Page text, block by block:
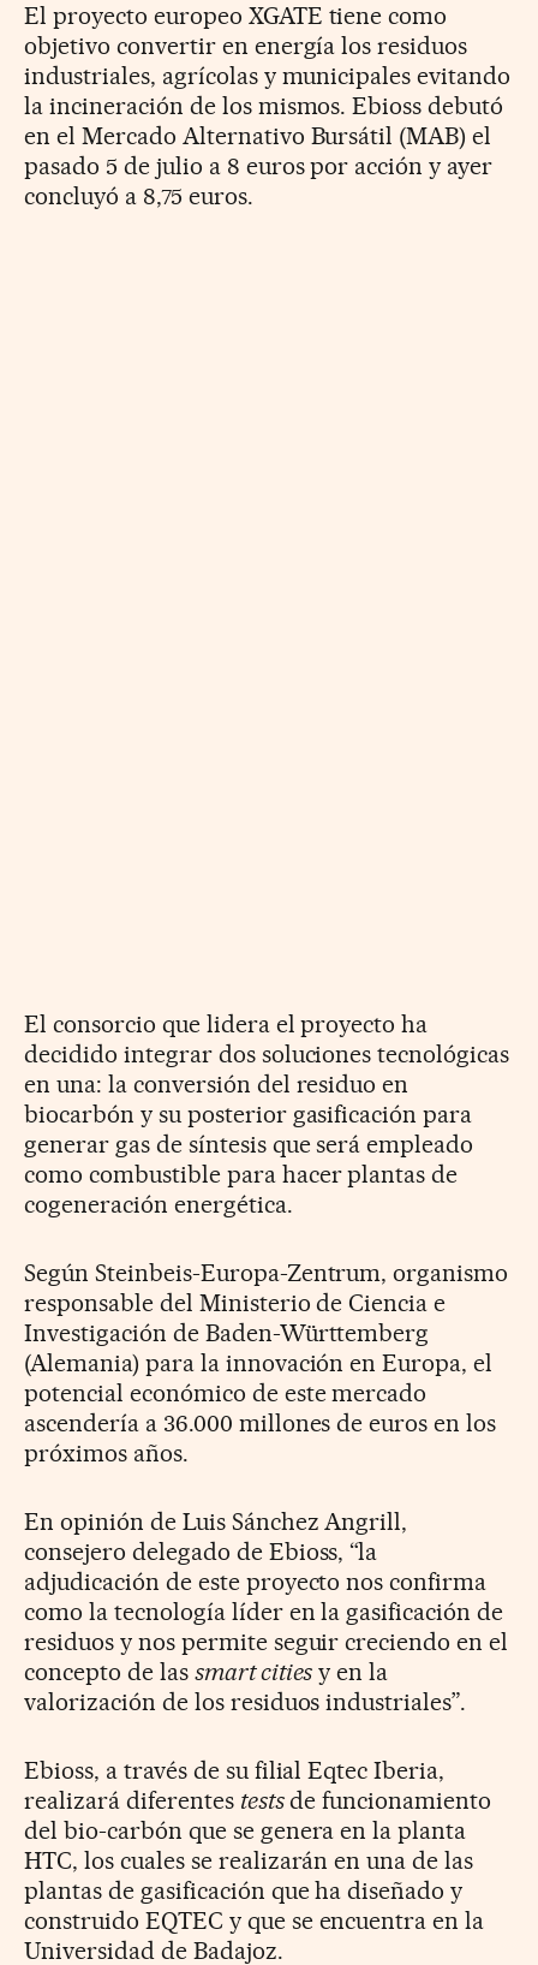
El proyecto europeo XGATE tiene como
objetivo convertir en energía los residuos
industriales, agrícolas y municipales evitando
la incineración de los mismos. Ebioss debutó
en el Mercado Alternativo Bursátil (MAB) el
pasado 5 de julio a 8 euros por acción y ayer
concluyó a 8,75 euros.
El consorcio que lidera el proyecto ha
decidido integrar dos soluciones tecnológicas
en una: la conversión del residuo en
biocarbón y su posterior gasificación para
generar gas de síntesis que será empleado
como combustible para hacer plantas de
cogeneración energética.
Según Steinbeis-Europa-Zentrum, organismo
responsable del Ministerio de Ciencia e
Investigación de Baden-Württemberg
(Alemania) para la innovación en Europa, el
potencial económico de este mercado
ascendería a 36.000 millones de euros en los
próximos años.
En opinión de Luis Sánchez Angrill,
consejero delegado de Ebioss, “la
adjudicación de este proyecto nos confirma
como la tecnología líder en la gasificación de
residuos y nos permite seguir creciendo en el
concepto de las smart cities y en la
valorización de los residuos industriales”.
Ebioss, a través de su filial Eqtec Iberia,
realizará diferentes testsde funcionamiento
del bio-carbón que se genera en la planta
HTC, los cuales se realizarán en una de las
plantas de gasificación que ha diseñado y
construido EQTEC y que se encuentra en la
Universidad de Badajoz.